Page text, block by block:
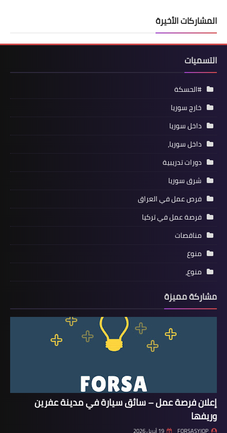
المشاركات الأخيرة
التسميات
#الحسكة
خارج سوريا
داخل سوريا
داخل سوريا،
دورات تدريبية
شرق سوريا
فرص عمل في العراق
فرصة عمل في تركيا
مناقصات
منوع
منوع،
مشاركة مميزة
إعلان فرصة عمل – سائق سيارة في مدينة عفرين
وريفها